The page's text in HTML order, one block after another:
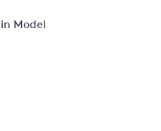
Model